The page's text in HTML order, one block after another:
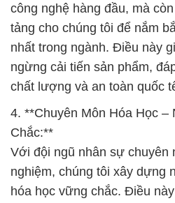
công nghệ hàng đầu, mà
tảng cho chúng tôi để nắm
nhất trong ngành. Điều này
ngừng cải tiến sản phẩm,
chất lượng và an toàn quốc
4. **Chuyên Môn Hóa Học –
Chắc:**
Với đội ngũ nhân sự chuyên
nghiệm, chúng tôi xây dựng
hóa học vững chắc. Điều